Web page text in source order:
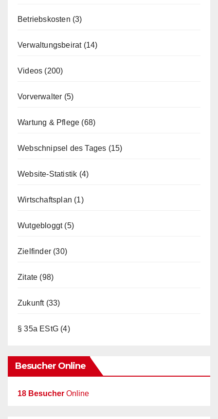
Betriebskosten (3)
Verwaltungsbeirat(14)
Videos (200)
Vorverwalter (5)
Wartung & Pflege (68)
Webschnipsel des Tages (15)
Website-Statistik (4)
Wirtschaftsplan (1)
Wutgebloggt(5)
Zielfinder (30)
Zitate (98)
Zukunft(33)
§ 35a EStG (4)
Besucher Online
18 Besucher Online